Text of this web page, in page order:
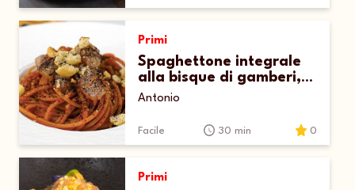
Primi
Spaghettone integrale
alla bisque di gamberi,
gamberi marinati taralli
Antonio
Facile 30 min 0
Primi